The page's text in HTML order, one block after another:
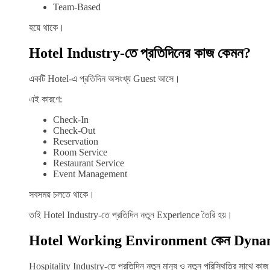
Team-Based
হয়ে থাকে।
Hotel Industry-তে প্রতিদিনের কাজ কেমন?
একটি Hotel-এ প্রতিদিন অসংখ্য Guest আসে।
এই কারণে:
Check-In
Check-Out
Reservation
Room Service
Restaurant Service
Event Management
সবসময় চলতে থাকে।
তাই Hotel Industry-তে প্রতিদিন নতুন Experience তৈরি হয়।
Hotel Working Environment কেন
Hospitality Industry-তে প্রতিদিন নতুন মানুষ ও নতুন পরিস্থিতির সাথে